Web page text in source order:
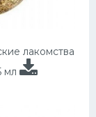
лакомства
мл